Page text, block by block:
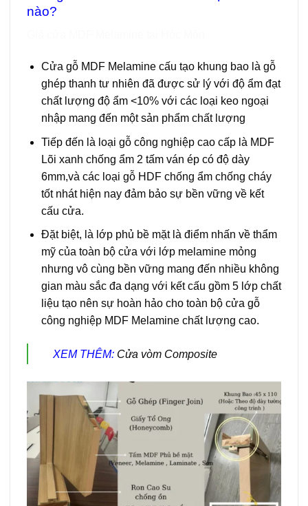
nào?
Cửa gỗ MDF Melaminecấu tạo khung bao là gỗ
ghép thanh tư nhiên đã được sử lý với độ ẩm đạt
chất lượng độ ẩm <10% với các loại keo ngoại
nhập mang đến một sản phẩm chất lượng
Tiếp đến là loại gỗ công nghiệp cao cấp là MDF
Lõi xanh chống ẩm 2 tấm ván ép có độ dày
6mm,và các loại gỗ HDF chống ẩm chống cháy
tốt nhát hiện nay đảm bảo sự bền vững về kết
cấu cửa.
Đặt biệt, là lớp phủ bề mặt là điểm nhấn về thẩm
mỹ của toàn bộ cửa với lớp melamine mỏng
nhưng vô cùng bền vững mang đến nhiều không
gian màu sắc đa dạng với kết cấu gồm 5 lớp chất
liệu tạo nên sự hoàn hảo cho toàn bộ cửa gỗ
công nghiệp MDF Melamine chất lượng cao.
XEM THÊM: Cửa vòm Composite